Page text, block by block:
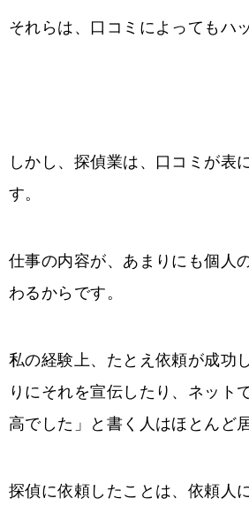
それらは、口コミによってもハ
しかし、探偵業は、口コミが表
す。
仕事の内容が、あまりにも個人
わるからです。
私の経験上、たとえ依頼が成功
りにそれを宣伝したり、ネット
高でした」と書く人はほとんど
探偵に依頼したことは、依頼人